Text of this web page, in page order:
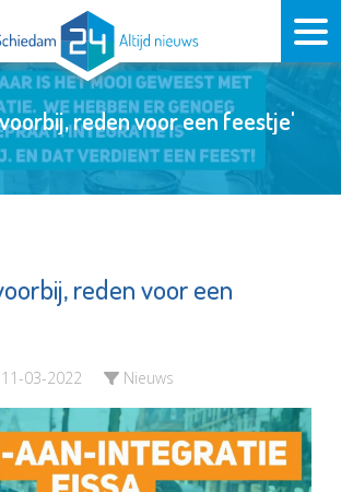
reden voor een feestje'
reden voor een
11-03-2022 Nieuws